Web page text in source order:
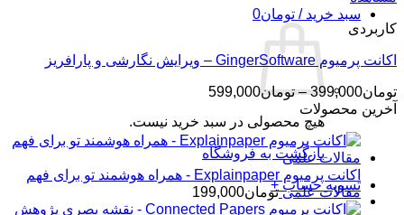
سبد خرید / تومان0
هیچ محصولی در سبد خرید نیست.
بازگشت به فروشگاه
تسویه حساب +
کاربردی
اکانت پرمیوم GingerSoftware – ویرایش نگارشی و پارافریز
تومان399,000
– تومان599,000
تومان399,000
تا
تومان599,000
آخرین محصولات
اکانت پرمیوم Explainpaper - همراه هوشمند تو برای فهم
مقالات علمی تومان199,000